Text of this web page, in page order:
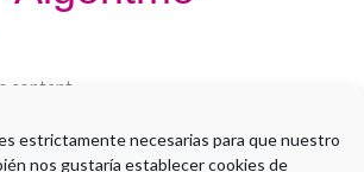
estrictamente necesarias para que nuestro
nos gustaría establecer cookies de
content